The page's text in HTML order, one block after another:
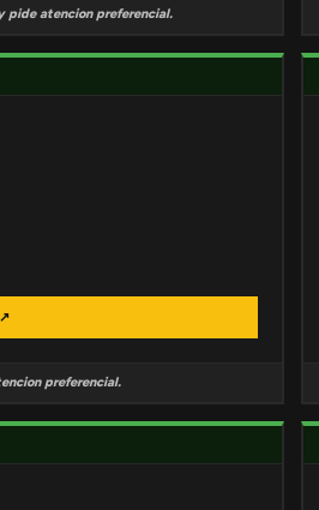
pide atencion preferencial.
preferencial.